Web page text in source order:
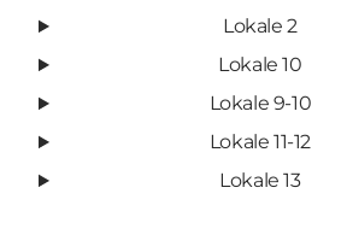
Lokale 2
Lokale 10
Lokale 9-10
Lokale 11-12
Lokale 13